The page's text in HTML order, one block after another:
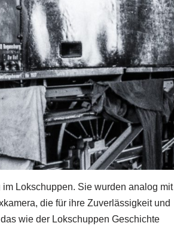
Lokschuppen. Sie wurden analog mit
die für ihre Zuverlässigkeit und
wie der Lokschuppen Geschichte